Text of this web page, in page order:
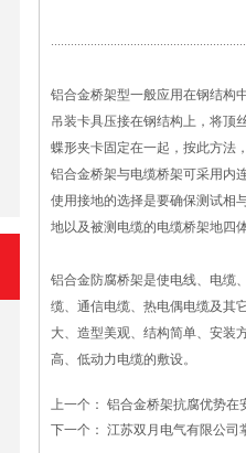
铝合金桥架型一般应用在钢结构
吊装卡具压接在钢结构上，将顶
蝶形夹卡固定在一起，按此方法
铝合金桥架与电缆桥架可采用内
使用接地的选择是要确保测试相
地以及被测电缆的电缆桥架地四
铝合金防腐桥架是使电线、电缆
缆、通信电缆、热电偶电缆及其
大、造型美观、结构简单、安装
高、低动力电缆的敷设。
上一个： 铝合金桥架抗腐优势在
下一个： 江苏双月电气有限公司